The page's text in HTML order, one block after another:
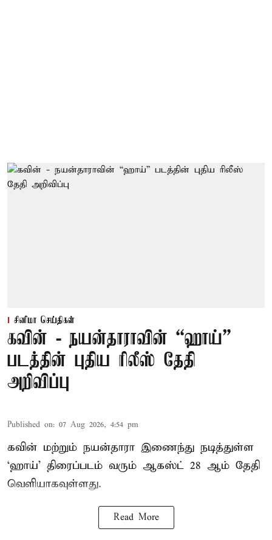
சினிமா செய்திகள்
கவின் - நயன்தாராவின் “ஹாய்”
படத்தின் புதிய ரிலீஸ் தேதி
அறிவிப்பு
Published on: 07 Aug 2026, 4:54 pm
கவின் மற்றும் நயன்தாரா இணைந்து நடித்துள்ள
‘ஹாய்’ திரைப்படம் வரும் ஆகஸ்ட் 28 ஆம் தேதி
வெளியாகவுள்ளது.
Read More